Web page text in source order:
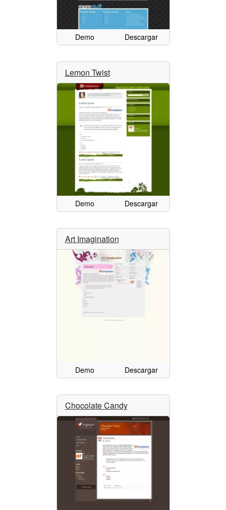
Demo Descargar
Lemon Twist
Demo Descargar
Art Imagination
Demo Descargar
Chocolate Candy